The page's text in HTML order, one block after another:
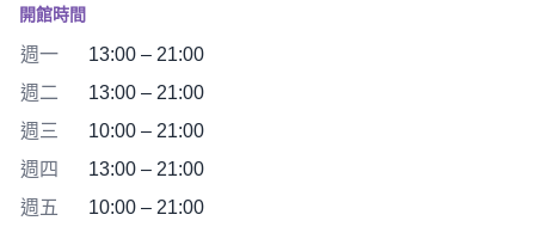
開館時間
週一
13:00 – 21:00
週二
13:00 – 21:00
週三
10:00 – 21:00
週四
13:00 – 21:00
週五
10:00 – 21:00